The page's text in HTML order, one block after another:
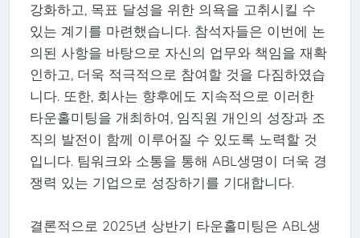
강화하고, 목표 달성을 위한 의욕을 고취시킬 수
있는 계기를 마련했습니다. 참석자들은 이번에 논
의된 사항을 바탕으로 자신의 업무와 책임을 재확
인하고, 더욱 적극적으로 참여할 것을 다짐하였습
니다. 또한, 회사는 향후에도 지속적으로 이러한
타운홀미팅을 개최하여, 임직원 개인의 성장과 조
직의 발전이 함께 이루어질 수 있도록 노력할 것
입니다. 팀워크와 소통을 통해 ABL생명이 더욱 경
쟁력 있는 기업으로 성장하기를 기대합니다.
결론적으로 2025년 상반기 타운홀미팅은 ABL생